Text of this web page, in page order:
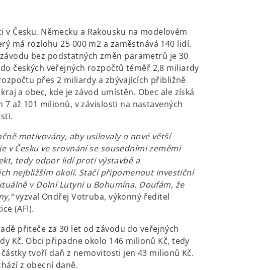
Česku, Německu a Rakousku na modelovém
má rozlohu 25 000 m2 a zaměstnává 140 lidí.
bez podstatných změn parametrů je 30
českých veřejných rozpočtů téměř 2,8 miliardy
přes 2 miliardy a zbývajících přibližně
a obec, kde je závod umístěn. Obec ale získá
7 až 101 milionů, v závislosti na nastavených
motivovány, aby usilovaly o nové větší
v Česku ve srovnání se sousedními zeměmi
tedy odpor lidí proti výstavbě a
nejbližším okolí. Stačí připomenout investiční
v Dolní Lutyni u Bohumína. Doufám, že
vyzval Ondřej Votruba, výkonný ředitel
(AFI).
přiteče za 30 let od závodu do veřejných
Kč. Obci připadne okolo 146 milionů Kč, tedy
tvoří daň z nemovitosti jen 43 milionů Kč.
z obecní daně.